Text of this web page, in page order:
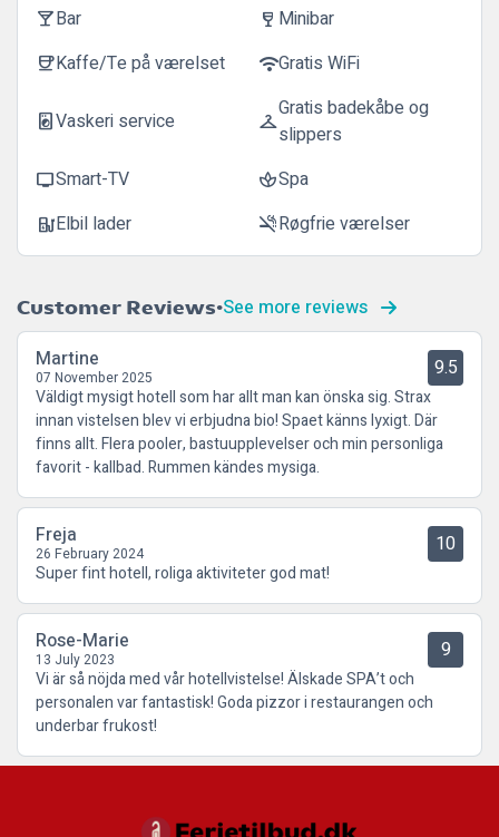
local_barBar wine_bar Minibar
coffeeKaffe/Te på værelset wifiGratis WiFi
local_laundry_serviceVaskeri service checkroomGratis badekåbe og
slippers
tvSmart-TV spaSpa
ev_stationElbil lader smoke_freeRøgfrie værelser
Customer Reviews See more reviews
Martine
07 November 2025 9.5
Väldigt mysigt hotell som har allt man kan önska sig. Strax
innan vistelsen blev vi erbjudna bio! Spaet känns lyxigt. Där
finns allt. Flera pooler, bastuupplevelser och min personliga
favorit - kallbad. Rummen kändes mysiga.
Freja
26 February 2024 10
Super fint hotell, roliga aktiviteter god mat!
Rose-Marie
13 July 2023 9
Vi är så nöjda med vår hotellvistelse! Älskade SPA’t och
personalen var fantastisk! Goda pizzor i restaurangen och
underbar frukost!